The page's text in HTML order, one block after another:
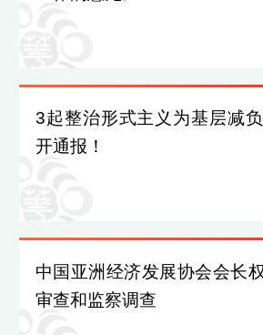
3起整治形式主义为基层减
开通报！
中国亚洲经济发展协会会长
审查和监察调查